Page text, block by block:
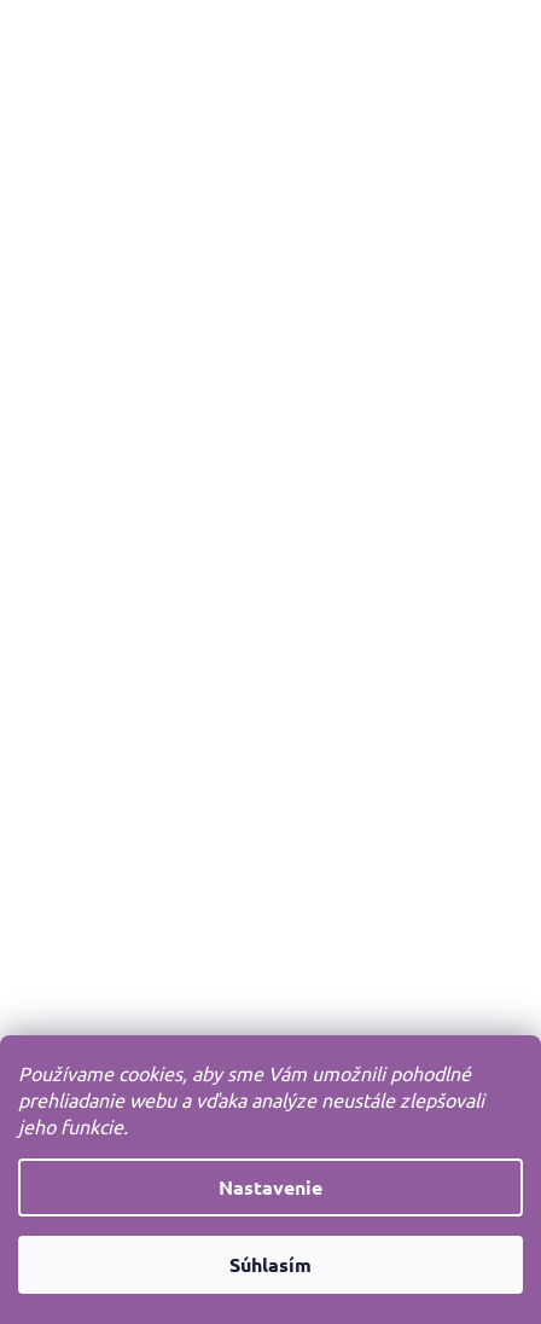
Používame cookies, aby sme Vám umožnili pohodlné
prehliadanie webu a vďaka analýze neustále zlepšovali
jeho funkcie.
Nastavenie
Súhlasím